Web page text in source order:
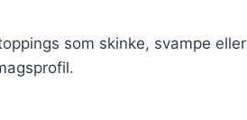
som skinke, svampe eller